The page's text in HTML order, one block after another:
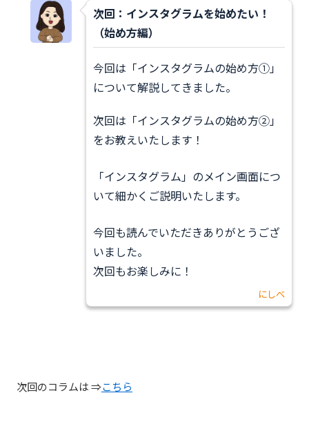
次回： インスタグラムを始めたい！
（始め方編）
今回は「インスタグラムの始め方①」
について解説してきました。
次回は「インスタグラムの始め方②」
をお教えいたします！
「インスタグラム」のメイン画面につ
いて細かくご説明いたします。
今回も読んでいただきありがとうござ
いました。
次回もお楽しみに！
にしべ
次回のコラムは ⇒こちら